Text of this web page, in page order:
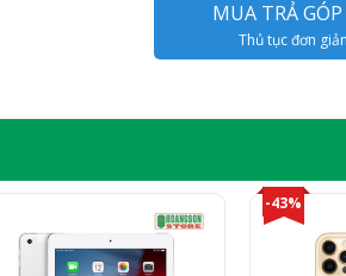
MUA TRẢ GÓP
Thủ tục đơn giản
-43%